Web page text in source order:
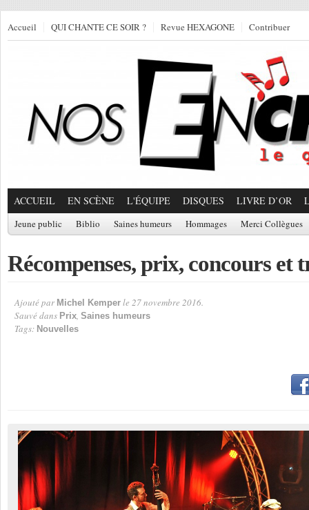
Accueil QUI CHANTE CE SOIR ? Revue HEXAGONE Contribuer
ACCUEIL EN SCÈNE L'ÉQUIPE DISQUES LIVRE D’OR
Jeune public Biblio Saines humeurs Hommages Merci Collègues
Récompenses, prix, concours et
Ajouté par Michel Kemper le 27 novembre 2016.
Sauvé dans Prix, Saines humeurs
Tags: Nouvelles